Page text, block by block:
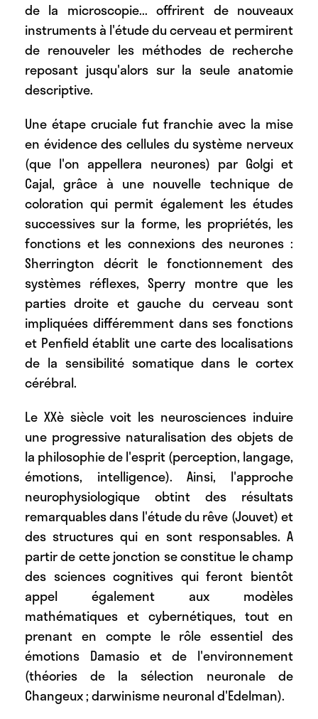
de la microscopie... offrirent de nouveaux
instruments à l'étude du cerveau et permirent
de renouveler les méthodes de recherche
reposant jusqu'alors sur la seule anatomie
descriptive.
Une étape cruciale fut franchie avec la mise
en évidence des cellules du système nerveux
(que l'on appellera neurones) par Golgi et
Cajal, grâce à une nouvelle technique de
coloration qui permit également les études
successives sur la forme, les propriétés, les
fonctions et les connexions des neurones :
Sherrington décrit le fonctionnement des
systèmes réflexes, Sperry montre que les
parties droite et gauche du cerveau sont
impliquées différemment dans ses fonctions
et Penfield établit une carte des localisations
de la sensibilité somatique dans le cortex
cérébral.
Le XXè siècle voit les neurosciences induire
une progressive naturalisation des objets de
la philosophie de l'esprit (perception, langage,
émotions, intelligence). Ainsi, l'approche
neurophysiologique obtint des résultats
remarquables dans l'étude du rêve (Jouvet) et
des structures qui en sont responsables. A
partir de cette jonction se constitue le champ
des sciences cognitives qui feront bientôt
appel également aux modèles
mathématiques et cybernétiques, tout en
prenant en compte le rôle essentiel des
émotions Damasio et de l'environnement
(théories de la sélection neuronale de
Changeux ; darwinisme neuronal d'Edelman).